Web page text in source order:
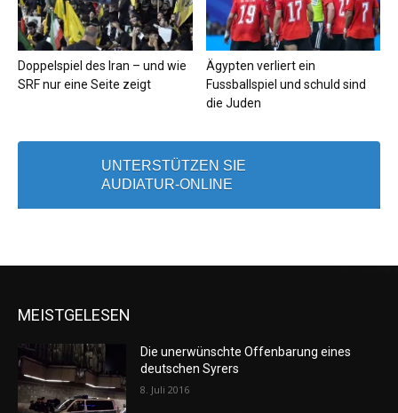
Doppelspiel des Iran – und wie
SRF nur eine Seite zeigt
Ägypten verliert ein
Fussballspiel und schuld sind
die Juden
UNTERSTÜTZEN SIE
AUDIATUR-ONLINE
MEISTGELESEN
Die unerwünschte Offenbarung eines
deutschen Syrers
8. Juli 2016